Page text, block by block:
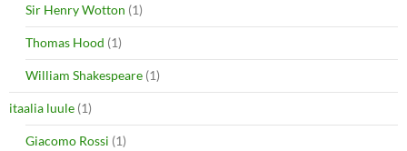
Sir Henry Wotton (1)
Thomas Hood (1)
William Shakespeare (1)
itaalia luule (1)
Giacomo Rossi (1)